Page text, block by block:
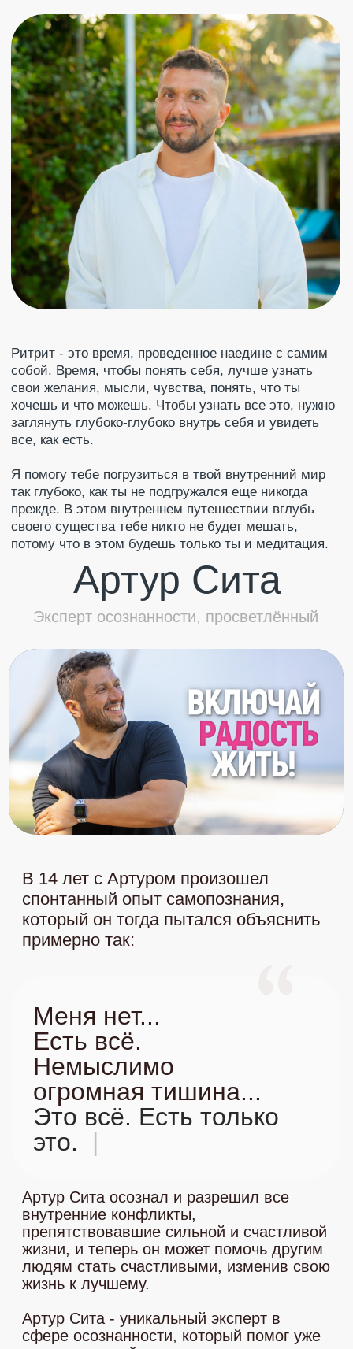
к ритриту
c Артуром Сита
ТЫ ПОЛУЧИШЬ СИЛУ
УПРАВЛЯТЬ СОБЫТИЯМИ
СВОЕЙ ЖИЗНИ
НАУЧИШЬСЯ ВХОДИТЬ
В СОСТОЯНИЕ
СПОКОЙСТВИЯ И
УВЕРЕННОСТИ
ОЩУТИШЬ СОСТОЯНИЕ 100%-
НОЙ ОСОЗНАННОСТИ И
НАУЧИШЬСЯ ВХОДИТЬ В НЕГО
УЗНАЕШЬ ГЛАВНЫЙ СЕКРЕТ
СЧАСТЬЯ И ОБРЕТЁШЬ ТО, ЧЕГО
НЕТ У БОЛЬШИНСТВА ЛЮДЕЙ!
cАртуром
Ощутисчастье
Живые истории людей о том, как
перевернулся мир после знакомства
с Артуром Сита